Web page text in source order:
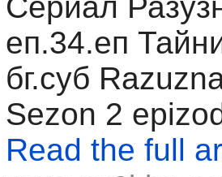
еп.34.еп
бг.суб
Sezon 2
Read the full